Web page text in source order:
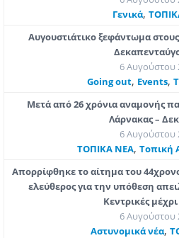
Γενικά,
Αυγουστιάτικο ξεφάντωμα
6 Αυγούστου
Going out, Εvents,
Μετά από 26 χρόνια αναμονής
Λάρνακας –
6 Αυγούστου
ΤΟΠΙΚΑ ΝΕΑ, Τοπική
Απορρίφθηκε το αίτημα του
ελεύθερος για την υπόθεση
Κεντρικές
6 Αυγούστου
Aστυνομικά νέα,